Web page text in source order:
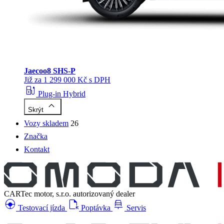
Jaecoo8 SHS-P
Již za 1 299 000 Kč s DPH
ev_station Plug-in Hybrid
Skrýt keyboard_arrow_up
Vozy skladem 26
Značka
Kontakt
CARTec motor, s.r.o. autorizovaný dealer
search_hands_free Testovací jízda file_open Poptávka car_repair Servis